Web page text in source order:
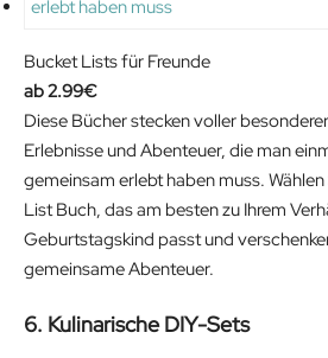
Bucket Lists für Freunde
2.99€
Diese Bücher stecken voller
Erlebnisse und Abenteuer, die man
gemeinsam erlebt haben muss.
List Buch, das am besten zu Ihrem
Geburtstagskind passt und
gemeinsame Abenteuer.
6. Kulinarische DIY-Sets